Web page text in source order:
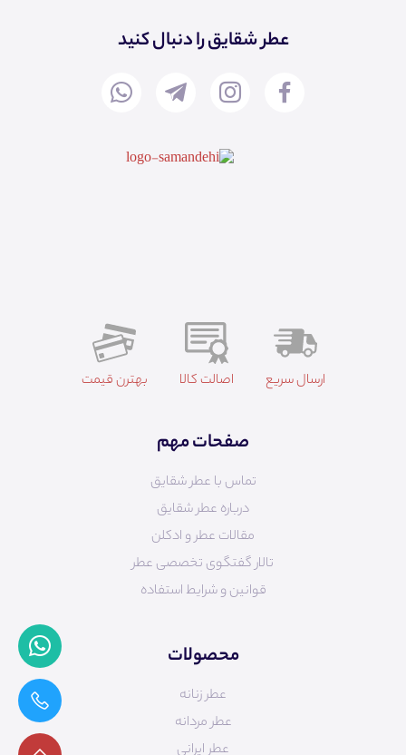
عطر شقایق را دنبال کنید
ارسال سریع اصالت کالا بهترن قیمت
صفحات مهم
تماس با عطر شقایق
درباره عطر شقایق
مقالات عطر و ادکلن
تالار گفتگوی تخصصی عطر
قوانین و شرایط استفاده
محصولات
عطر زنانه
عطر مردانه
عطر ایرانی